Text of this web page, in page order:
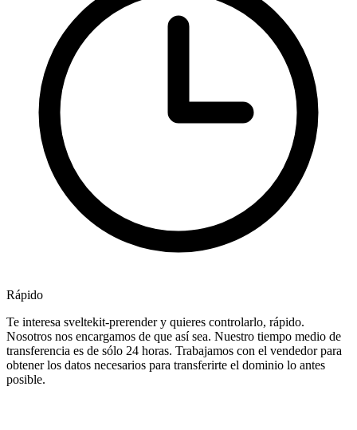
Rápido
Te interesa sveltekit-prerender y quieres controlarlo, rápido.
Nosotros nos encargamos de que así sea. Nuestro tiempo medio de
transferencia es de sólo 24 horas. Trabajamos con el vendedor para
obtener los datos necesarios para transferirte el dominio lo antes
posible.